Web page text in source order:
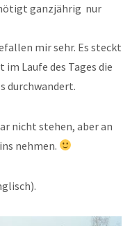
ganzjährig nur
mir sehr. Es steckt
im Laufe des Tages die
durchwandert.
nicht stehen, aber an
nehmen.